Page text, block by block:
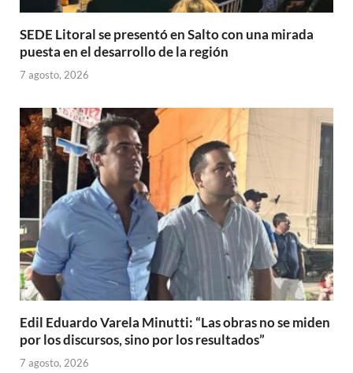
SEDE Litoral se presentó en Salto con una mirada
puesta en el desarrollo de la región
7 agosto, 2026
Edil Eduardo Varela Minutti: “Las obras no se miden
por los discursos, sino por los resultados”
7 agosto, 2026